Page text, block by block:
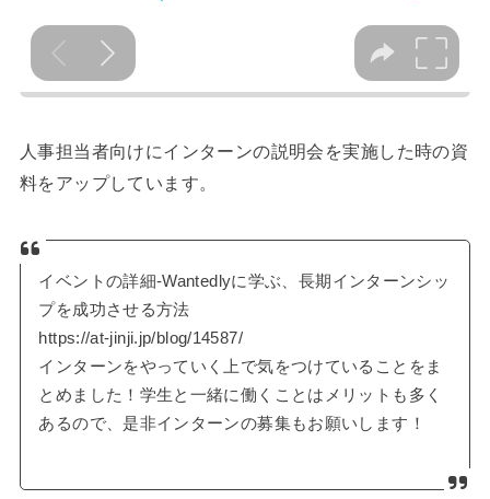
人事担当者向けにインターンの説明会を実施した時の資
料をアップしています。
イベントの詳細-Wantedlyに学ぶ、長期インターンシッ
プを成功させる方法
https://at-jinji.jp/blog/14587/
インターンをやっていく上で気をつけていることをま
とめました！学生と一緒に働くことはメリットも多く
あるので、是非インターンの募集もお願いします！